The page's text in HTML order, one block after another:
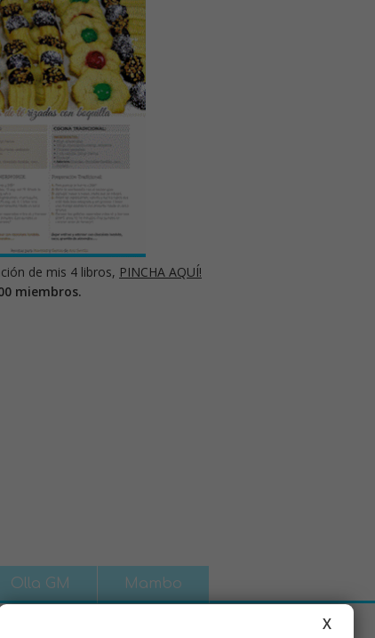
de mis 4 libros, PINCHA AQUÍ!
miembros.
Olla GM Mambo
X